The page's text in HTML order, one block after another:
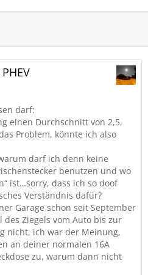
darf:
einen Durchschnitt von 2,5,
Problem, könnte ich also
darf ich denn keine
benutzen und wo
ist…sorry, dass ich so doof
Verständnis dafür?
Garage schon seit September
des Ziegels vom Auto bis zur
nicht, ich war der Meinung,
an deiner normalen 16A
zu, warum dann nicht